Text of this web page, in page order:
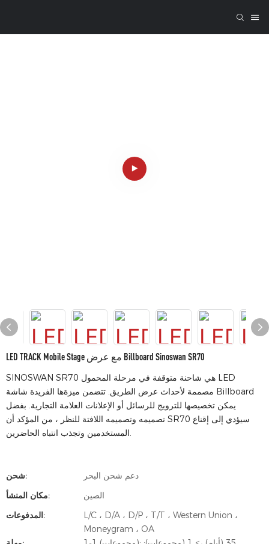
LED TRACK Mobile Stage مع عرض Billboard Sinoswan SR70
SINOSWAN SR70 هي شاحنة متوقفة في مرحلة المحمول LED
مصممة لأحداث عرض الطريق. تتضمن ميزةها الفريدة شاشة Billboard
يمكن تخصيصها للترويج للرسائل أو الإعلانات العلامة التجارية. بفضل
تصميمه وتصميمه اللافتة للنظر ، من المؤكد أن SR70 سيؤدي إلى إقناع
المستخدمين وتجذب انتباه الحاضرين.
شحن:
دعم شحن البحر
مكان المنشأ:
الصين
المدفوعات:
L/C ، D/A ، D/P ، T/T ، Western Union ،
Moneygram ، OA